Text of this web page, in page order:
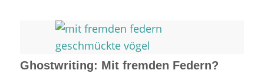
Ghostwriting: Mit fremden Federn?